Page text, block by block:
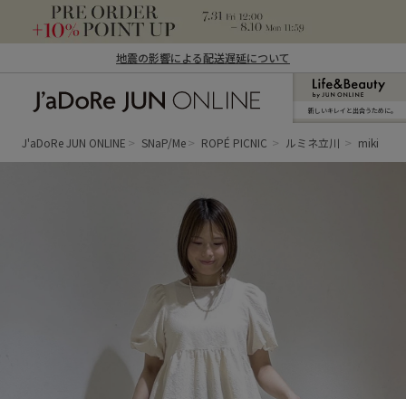
地震の影響による配送遅延について
ン オンライン）
新しいキレイと出合うために。
J'aDoRe JUN ONLINE SNaP/Me ROPÉ PICNIC ルミネ立川 miki